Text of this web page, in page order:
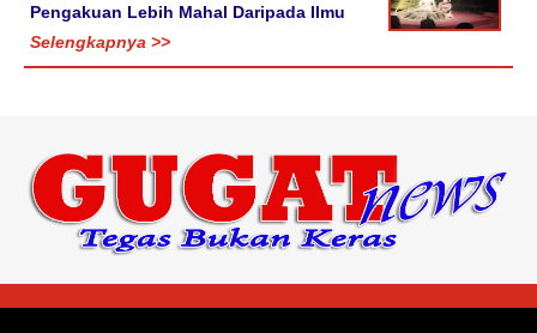
Pengakuan Lebih Mahal Daripada Ilmu
Selengkapnya >>